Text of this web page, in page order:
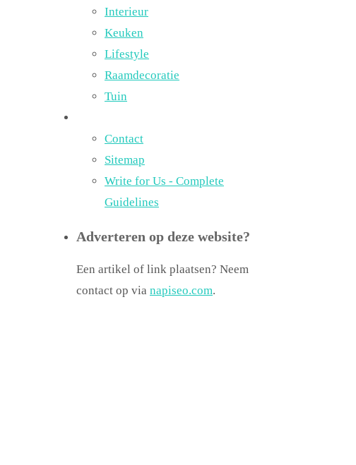
Interieur
Keuken
Lifestyle
Raamdecoratie
Tuin
Contact
Sitemap
Write for Us - Complete
Guidelines
Adverteren op deze website?
Een artikel of link plaatsen? Neem
contact op via napiseo.com.